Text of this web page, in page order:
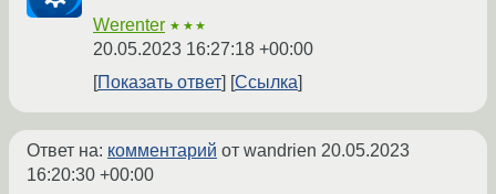
Werenter ★★★
20.05.2023 16:27:18 +00:00
Показать ответ
Ссылка
Ответ на: комментарий от wandrien 20.05.2023
16:20:30 +00:00